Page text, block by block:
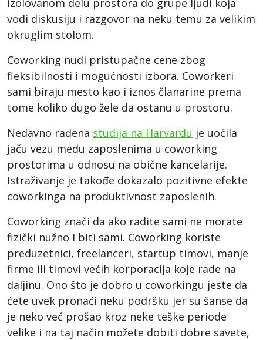
vodi diskusiju i razgovor na neku temu za velikim
okruglim stolom.
Coworking nudi pristupačne cene zbog
fleksibilnosti i mogućnosti izbora. Coworkeri
sami biraju mesto kao i iznos članarine prema
tome koliko dugo žele da ostanu u prostoru.
Nedavno rađena studija na Harvardu je uočila
jaču vezu među zaposlenima u coworking
prostorima u odnosu na obične kancelarije.
Istraživanje je takođe dokazalo pozitivne efekte
coworkinga na produktivnost zaposlenih.
Coworking znači da ako radite sami ne morate
fizički nužno I biti sami. Coworking koriste
preduzetnici, freelanceri, startup timovi, manje
firme ili timovi većih korporacija koje rade na
daljinu. Ono što je dobro u coworkingu jeste da
ćete uvek pronaći neku podršku jer su šanse da
je neko već prošao kroz neke teške periode
velike i na taj način možete dobiti dobre savete,